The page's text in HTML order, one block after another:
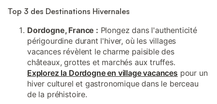
Top 3 des Destinations Hivernales
Dordogne, France : Plongez dans l'authenticité
périgourdine durant l'hiver, où les villages
vacances révèlent le charme paisible des
châteaux, grottes et marchés aux truffes.
Explorez la Dordogne en village vacances pour un
hiver culturel et gastronomique dans le berceau
de la préhistoire.